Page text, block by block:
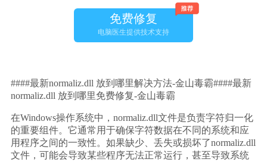
免费修复
电脑医生提供技术支持
####最新normaliz.dll 放到哪里解决方法-金山毒霸####最新
normaliz.dll 放到哪里免费修复-金山毒霸
在Windows操作系统中，normaliz.dll文件是负责字符归一化
的重要组件。它通常用于确保字符数据在不同的系统和应
用程序之间的一致性。如果缺少、丢失或损坏了normaliz.dll
文件，可能会导致某些程序无法正常运行，甚至导致系统